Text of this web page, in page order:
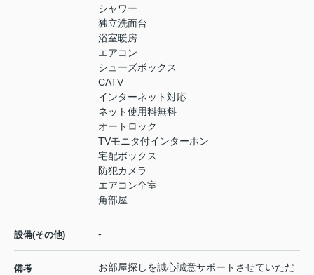
シャワー
独立洗面台
浴室暖房
エアコン
シューズボックス
CATV
インターネット対応
ネット使用料無料
オートロック
TVモニタ付インターホン
宅配ボックス
防犯カメラ
エアコン全室
角部屋
設備(その他) -
備考
お部屋探しを誠心誠意サポートさせていただ